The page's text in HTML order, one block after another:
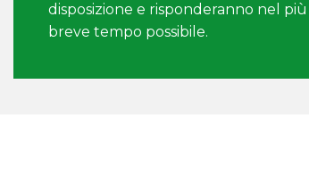
disposizione e risponderanno nel più
breve tempo possibile.